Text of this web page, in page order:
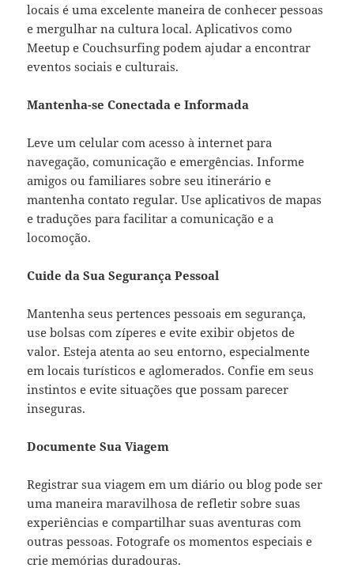
locais é uma excelente maneira de conhecer pessoas
e mergulhar na cultura local. Aplicativos como
Meetup e Couchsurfing podem ajudar a encontrar
eventos sociais e culturais.
Mantenha-se Conectada e Informada
Leve um celular com acesso à internet para
navegação, comunicação e emergências. Informe
amigos ou familiares sobre seu itinerário e
mantenha contato regular. Use aplicativos de mapas
e traduções para facilitar a comunicação e a
locomoção.
Cuide da Sua Segurança Pessoal
Mantenha seus pertences pessoais em segurança,
use bolsas com zíperes e evite exibir objetos de
valor. Esteja atenta ao seu entorno, especialmente
em locais turísticos e aglomerados. Confie em seus
instintos e evite situações que possam parecer
inseguras.
Documente Sua Viagem
Registrar sua viagem em um diário ou blog pode ser
uma maneira maravilhosa de refletir sobre suas
experiências e compartilhar suas aventuras com
outras pessoas. Fotografe os momentos especiais e
crie memórias duradouras.